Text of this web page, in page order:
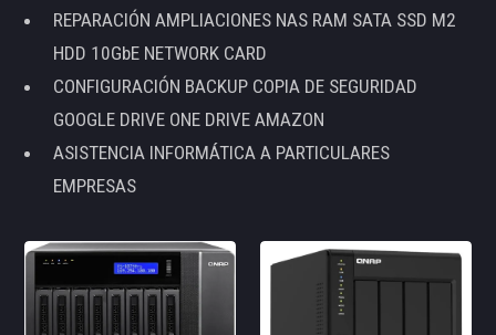
REPARACIÓN AMPLIACIONES NAS RAM SATA SSD M2
HDD 10GbE NETWORK CARD
CONFIGURACIÓN BACKUP COPIA DE SEGURIDAD
GOOGLE DRIVE ONE DRIVE AMAZON
ASISTENCIA INFORMÁTICA A PARTICULARES
EMPRESAS